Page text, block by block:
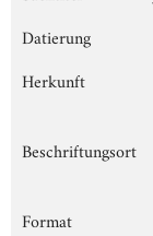
Datierung
Herkunft
Beschriftungsort
Format